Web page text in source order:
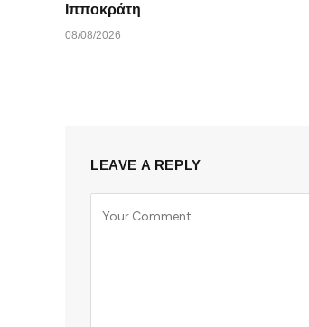
Ιπποκράτη
08/08/2026
LEAVE A REPLY